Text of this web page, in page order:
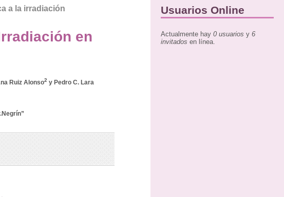
Usuarios Online
Actualmente hay 0 usuarios y 6
invitados en línea.
a la irradiación
en
Ruiz Alonso2 y Pedro C. Lara